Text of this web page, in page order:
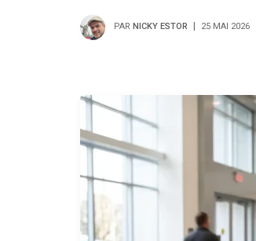
PAR NICKY ESTOR 25 MAI 2026